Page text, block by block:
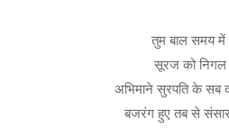
तुम बाल समय में
सूरज को निगल
अभिमाने सुरपति के सब
बजरंग हुए तब से